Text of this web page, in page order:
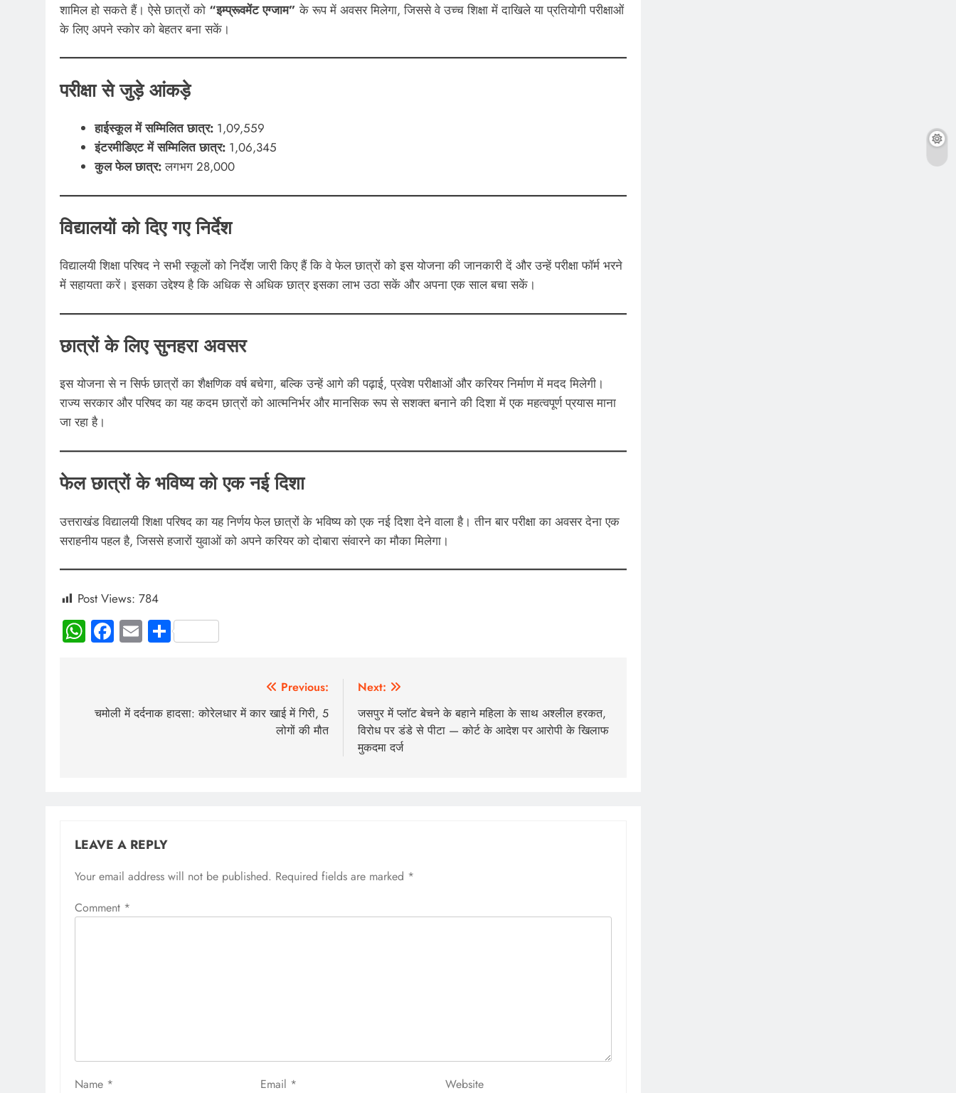
शामिल हो सकते हैं। ऐसे छात्रों को “इम्प्रूवमेंट एग्जाम” के रूप में अवसर मिलेगा, जिससे वे उच्च शिक्षा में दाखिले या प्रतियोगी परीक्षाओं
के लिए अपने स्कोर को बेहतर बना सकें।
परीक्षा से जुड़े आंकड़े
हाईस्कूल में सम्मिलित छात्र:1,09,559
इंटरमीडिएट में सम्मिलित छात्र:1,06,345
कुल फेल छात्र:लगभग 28,000
विद्यालयों को दिए गए निर्देश
विद्यालयी शिक्षा परिषद ने सभी स्कूलों को निर्देश जारी किए हैं कि वे फेल छात्रों को इस योजना की जानकारी दें और उन्हें परीक्षा फॉर्म भरने
में सहायता करें। इसका उद्देश्य है कि अधिक से अधिक छात्र इसका लाभ उठा सकें और अपना एक साल बचा सकें।
छात्रों के लिए सुनहरा अवसर
इस योजना से न सिर्फ छात्रों का शैक्षणिक वर्ष बचेगा, बल्कि उन्हें आगे की पढ़ाई, प्रवेश परीक्षाओं और करियर निर्माण में मदद मिलेगी।
राज्य सरकार और परिषद का यह कदम छात्रों को आत्मनिर्भर और मानसिक रूप से सशक्त बनाने की दिशा में एक महत्वपूर्ण प्रयास माना
जा रहा है।
फेल छात्रों के भविष्य को एक नई दिशा
उत्तराखंड विद्यालयी शिक्षा परिषद का यह निर्णय फेल छात्रों के भविष्य को एक नई दिशा देने वाला है। तीन बार परीक्षा का अवसर देना एक
सराहनीय पहल है, जिससे हजारों युवाओं को अपने करियर को दोबारा संवारने का मौका मिलेगा।
Post Views: 784
WhatsApp
Facebook
EmailShare
Previous:
चमोली में दर्दनाक हादसा: कोरेलधार में कार खाई में गिरी, 5
लोगों की मौत
Next:
जसपुर में प्लॉट बेचने के बहाने महिला के साथ अश्लील हरकत,
विरोध पर डंडे से पीटा — कोर्ट के आदेश पर आरोपी के खिलाफ
मुकदमा दर्ज
LEAVE A REPLY
Your email address will not be published. Required fields are marked *
Comment *
Name * Email * Website